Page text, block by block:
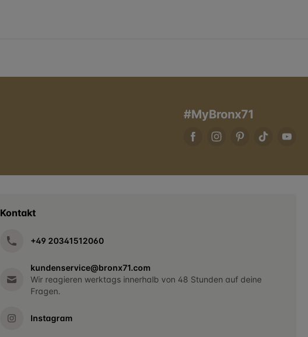
#MyBronx71
Kontakt
+49 20341512060
kundenservice@bronx71.com
Wir reagieren werktags innerhalb von 48 Stunden auf deine
Fragen.
Instagram